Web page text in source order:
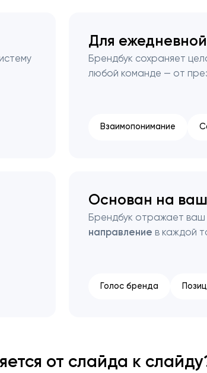
Для
Брендбук сохраняет
любой команде — от
Взаимопонимание
Основан на
Брендбук отражает ваш
направление в каждой
Голос бренда
от слайда к